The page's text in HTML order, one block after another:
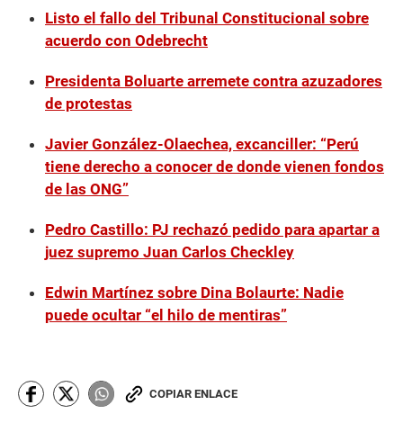
Listo el fallo del Tribunal Constitucional sobre
acuerdo con Odebrecht
Presidenta Boluarte arremete contra azuzadores
de protestas
Javier González-Olaechea, excanciller: “Perú
tiene derecho a conocer de donde vienen fondos
de las ONG”
Pedro Castillo: PJ rechazó pedido para apartar a
juez supremo Juan Carlos Checkley
Edwin Martínez sobre Dina Bolaurte: Nadie
puede ocultar “el hilo de mentiras”
COPIAR ENLACE